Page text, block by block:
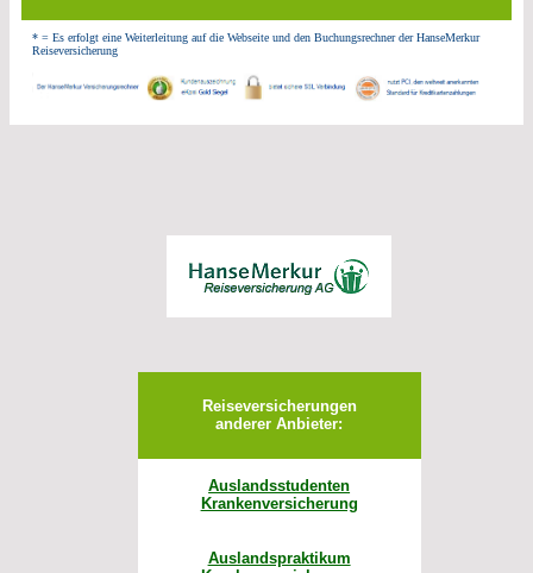
* = Es erfolgt eine Weiterleitung auf die Webseite und den Buchungsrechner der HanseMerkur
Reiseversicherung
Reiseversicherungen
anderer Anbieter:
Auslandsstudenten
Krankenversicherung
Auslandspraktikum